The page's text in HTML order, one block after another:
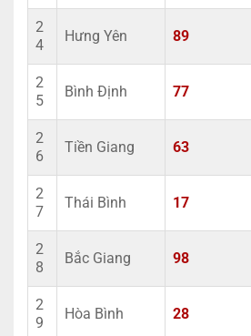
2
4
Hưng Yên 89
2
5
Bình Định 77
2
6
Tiền Giang 63
2
7
Thái Bình 17
2
8
Bắc Giang 98
2
9
Hòa Bình 28